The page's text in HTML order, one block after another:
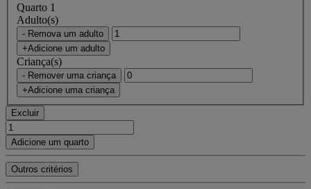
Quarto 1
Adulto(s)
- Remova um adulto
+Adicione um adulto
Criança(s)
- Remover uma criança
+Adicione uma criança
Excluir
Adicione um quarto
Outros critérios